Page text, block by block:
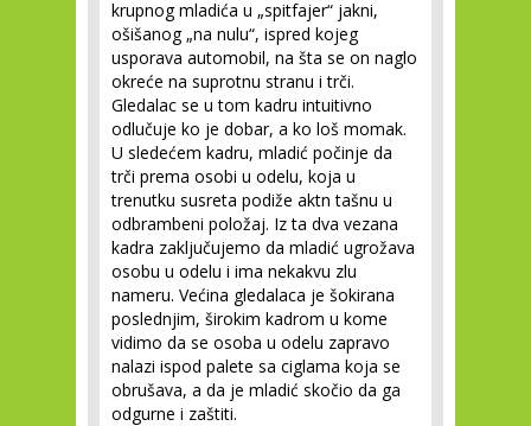
krupnog mladića u „spitfajer“ jakni,
ošišanog „na nulu“, ispred kojeg
usporava automobil, na šta se on naglo
okreće na suprotnu stranu i trči.
Gledalac se u tom kadru intuitivno
odlučuje ko je dobar, a ko loš momak.
U sledećem kadru, mladić počinje da
trči prema osobi u odelu, koja u
trenutku susreta podiže aktn tašnu u
odbrambeni položaj. Iz ta dva vezana
kadra zaključujemo da mladić ugrožava
osobu u odelu i ima nekakvu zlu
nameru. Većina gledalaca je šokirana
poslednjim, širokim kadrom u kome
vidimo da se osoba u odelu zapravo
nalazi ispod palete sa ciglama koja se
obrušava, a da je mladić skočio da ga
odgurne i zaštiti.